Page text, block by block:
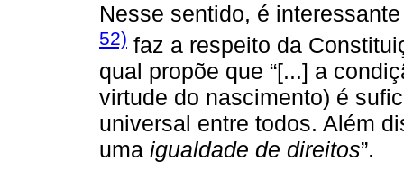
Nesse sentido, é
52) faz a respeito da
qual propõe que “[...] a
virtude do nascimento) é
universal entre todos. Além
uma igualdade de direitos”.